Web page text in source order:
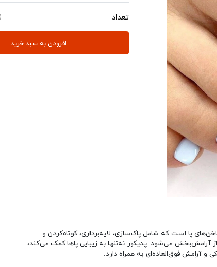
تعداد
افزودن به سبد خرید
پا است که شامل پاک‌سازی، لایه‌برداری، کوتاه‌کردن و
آرامش‌بخش می‌شود. پدیکور نه‌تنها به زیبایی پاها کمک می‌کند،
فوق‌العاده‌ای به همراه دارد.